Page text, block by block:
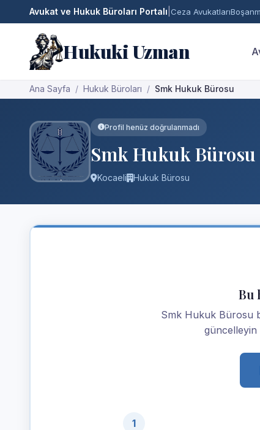
Avukat ve Hukuk Büroları Portalı Ceza Avukatları
Hukuki Uzman
Ana Sayfa Hukuk Büroları Smk Hukuk Bürosu
Profil henüz doğrulanmadı
Smk Hukuk Bürosu
Kocaeli Hukuk Bürosu
Bu
Smk Hukuk Bürosu
güncelleyin
1